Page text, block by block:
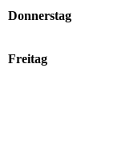
Donnerstag
Freitag